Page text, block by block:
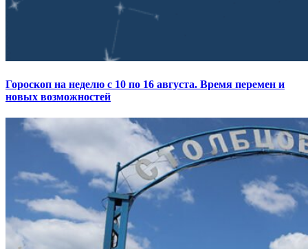
Гороскоп на неделю с 10 по 16 августа. Время перемен и
новых возможностей